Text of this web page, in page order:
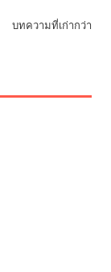
บทความที่เก่ากว่า